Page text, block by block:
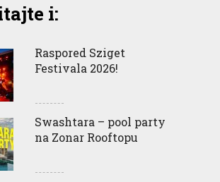
i:
Raspored Sziget
Festivala 2026!
Swashtara – pool party
na Zonar Rooftopu